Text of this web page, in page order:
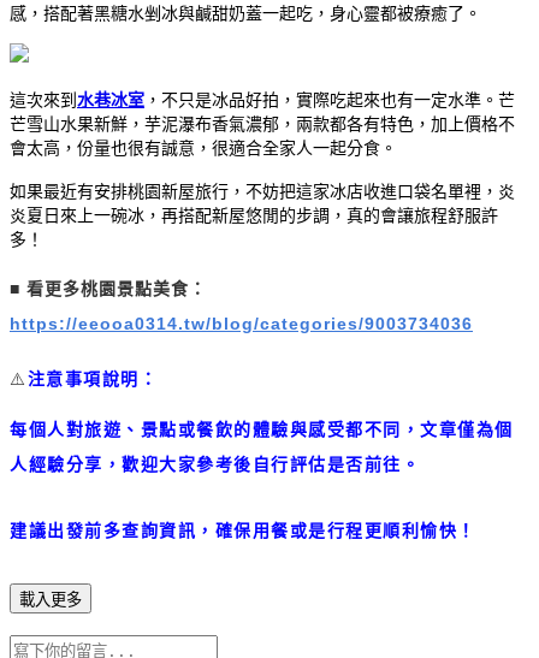
感，搭配著黑糖水剉冰與鹹甜奶蓋一起吃，身心靈都被療癒了。
這次來到 水巷冰室 ，不只是冰品好拍，實際吃起來也有一定水準。芒
芒雪山水果新鮮，芋泥瀑布香氣濃郁，兩款都各有特色，加上價格不
會太高，份量也很有誠意，很適合全家人一起分食。
如果最近有安排桃園新屋旅行，不妨把這家冰店收進口袋名單裡，炎
炎夏日來上一碗冰，再搭配新屋悠閒的步調，真的會讓旅程舒服許
多！
■ 看更多桃園景點美食：
https://eeooa0314.tw/blog/categories/9003734036
⚠️注意事項說明：
每個人對旅遊、景點或餐飲的體驗與感受都不同，文章僅為個
人經驗分享，歡迎大家參考後自行評估是否前往。
建議出發前多查詢資訊，確保用餐或是行程更順利愉快！
載入更多